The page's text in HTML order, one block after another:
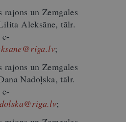
rajons un Zemgales
Aleksāne, tālr.
;
rajons un Zemgales
Nadoļska, tālr.
;